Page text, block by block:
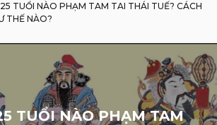
TUỔI NÀO PHẠM TAM TAI THÁI TUẾ? CÁCH
THẾ NÀO?
TUỔI NÀO PHẠM TAM